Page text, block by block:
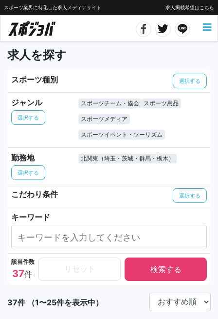
スポーツ業界に特化した求人メディアサイト 求人掲載希望はこちら
求人を探す
スポーツ種別 選択する
ジャンル
選択する
スポーツチーム・協会 スポーツ用品
スポーツメディア
スポーツイベント・ツーリズム
勤務地
選択する
北関東（埼玉・茨城・群馬・栃木）
こだわり条件 選択する
キーワード
該当件数
37件
リセット
37件 （1〜25件を表示中）